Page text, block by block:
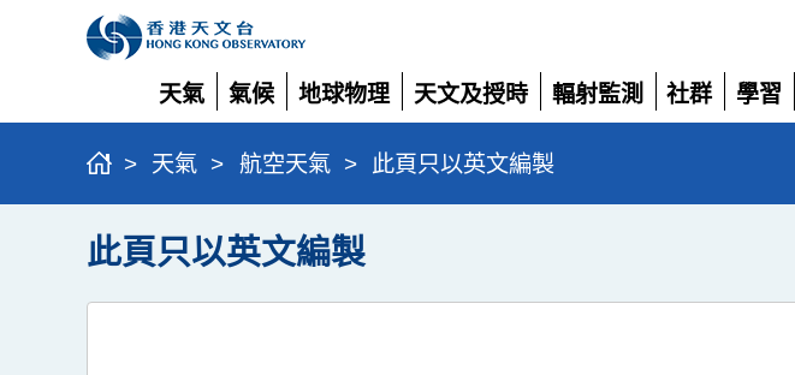
天氣
展
開
氣候
展
開
地球物理
展
開
天文及授時
展
開
輻射監測
展
開
社群
展
學習
展
> 天氣 > 航空天氣 > 此頁只以英文編製
此頁只以英文編製